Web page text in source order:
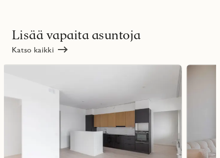
Lisää vapaita asuntoja
Katso kaikki
Lue